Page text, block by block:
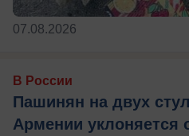
07.08.2026
В России
Пашинян на двух
Армении уклоняется